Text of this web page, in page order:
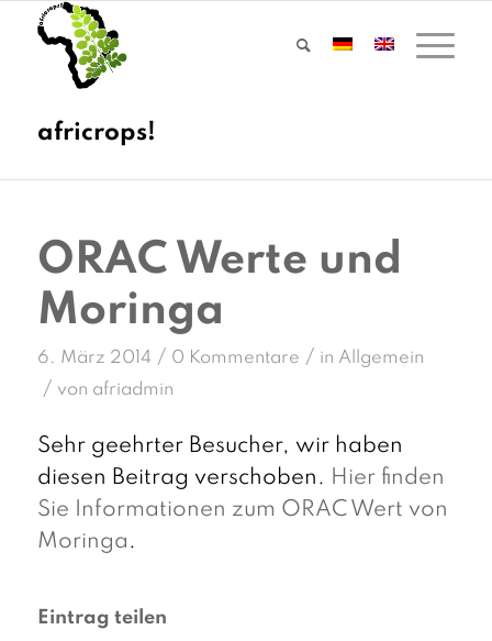
ORAC Werte und
Moringa
6. März 2014 / 0 Kommentare / in Allgemein
/ von afriadmin
Sehr geehrter Besucher, wir haben
diesen Beitrag verschoben. Hier finden
Sie Informationen zum ORAC Wert von
Moringa .
Eintrag teilen